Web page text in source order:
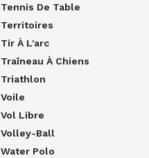
Tennis De Table
Territoires
Tir À L'arc
Traîneau À Chiens
Triathlon
Voile
Vol Libre
Volley-Ball
Water Polo